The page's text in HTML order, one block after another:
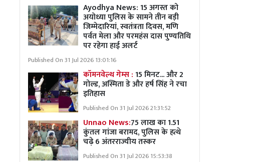
Ayodhya News: 15 अगस्त को
अयोध्या पुलिस के सामने तीन बड़ी
जिम्मेदारियां, स्वतंत्रता दिवस, मणि
पर्वत मेला और परमहंस दास पुण्यतिथि
पर रहेगा हाई अलर्ट
Published On 31 Jul 2026 13:01:16
कॉमनवेल्थ गेम्स :15 मिनट... और 2
गोल्ड, अस्मिता डे और हर्ष सिंह ने रचा
इतिहास
Published On 31 Jul 2026 21:31:52
Unnao News:75 लाख का 1.51
कुंतल गांजा बरामद, पुलिस के हत्थे
चढ़े 6 अंतरराज्यीय तस्कर
Published On 31 Jul 2026 15:53:38